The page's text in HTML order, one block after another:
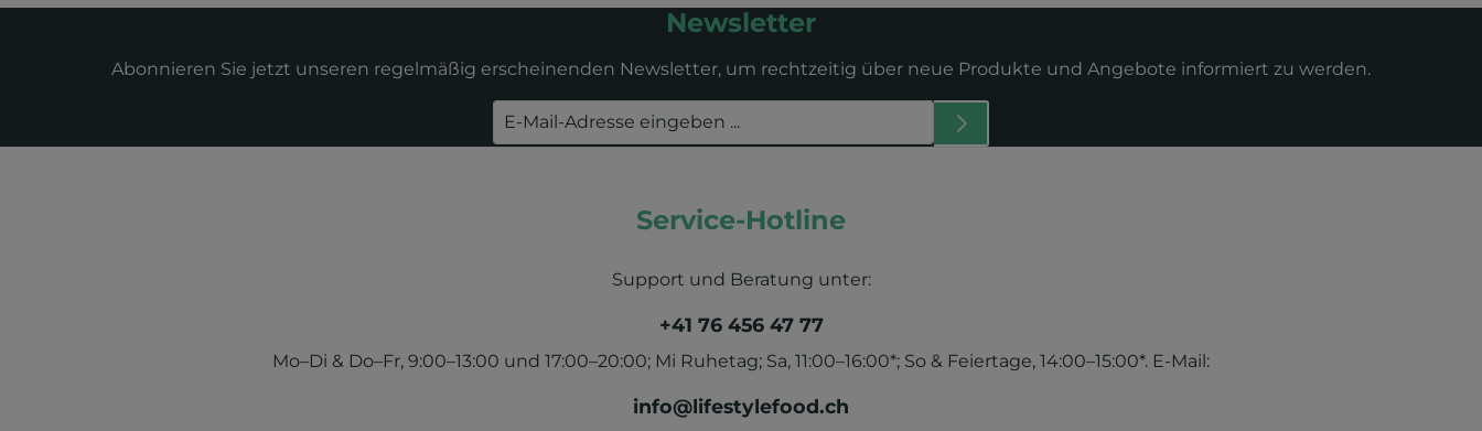
Newsletter
Abonnieren Sie jetzt unseren regelmäßig erscheinenden Newsletter, um rechtzeitig über neue Produkte und Angebote informiert zu werden.
Service-Hotline
Support und Beratung unter:
+41 76 456 47 77
Mo–Di & Do–Fr, 9:00–13:00 und 17:00–20:00; Mi Ruhetag; Sa, 11:00–16:00*; So & Feiertage, 14:00–15:00*. E-Mail:
info@lifestylefood.ch